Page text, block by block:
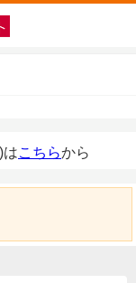
はこちらから